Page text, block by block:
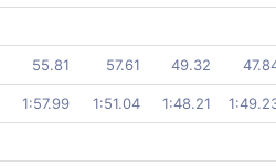
55.81 57.61 49.32
1:57.99 1:51.04 1:48.21